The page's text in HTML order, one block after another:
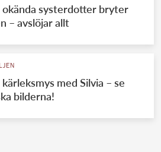
okända systerdotter bryter
– avslöjar allt
med Silvia – se
bilderna!